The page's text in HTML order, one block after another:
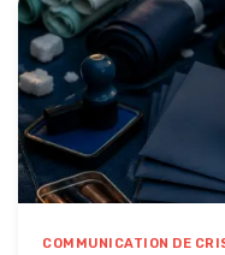
COMMUNICATION DE